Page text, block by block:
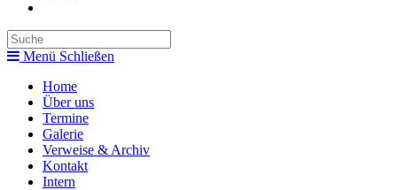
search
Menü Schließen
Home
Über uns
Termine
Galerie
Verweise & Archiv
Kontakt
Intern